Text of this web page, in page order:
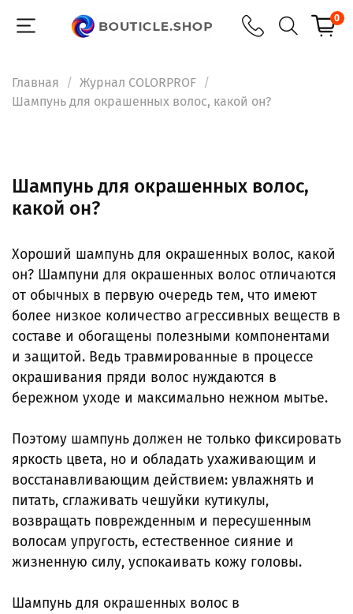
0
Главная
Журнал COLORPROF
Шампунь для окрашенных волос, какой он?
Шампунь для окрашенных волос,
какой он?
Хороший шампунь для окрашенных волос, какой
он? Шампуни для окрашенных волос отличаются
от обычных в первую очередь тем, что имеют
более низкое количество агрессивных веществ в
составе и обогащены полезными компонентами
и защитой. Ведь травмированные в процессе
окрашивания пряди волос нуждаются в
бережном уходе и максимально нежном мытье.
Поэтому шампунь должен не только фиксировать
яркость цвета, но и обладать ухаживающим и
восстанавливающим действием: увлажнять и
питать, сглаживать чешуйки кутикулы,
возвращать поврежденным и пересушенным
волосам упругость, естественное сияние и
жизненную силу, успокаивать кожу головы.
Шампунь для окрашенных волос в